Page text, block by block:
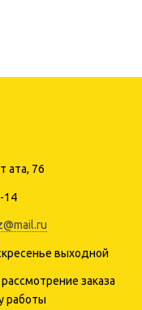
ата, 76
14
выходной
заказа
работы